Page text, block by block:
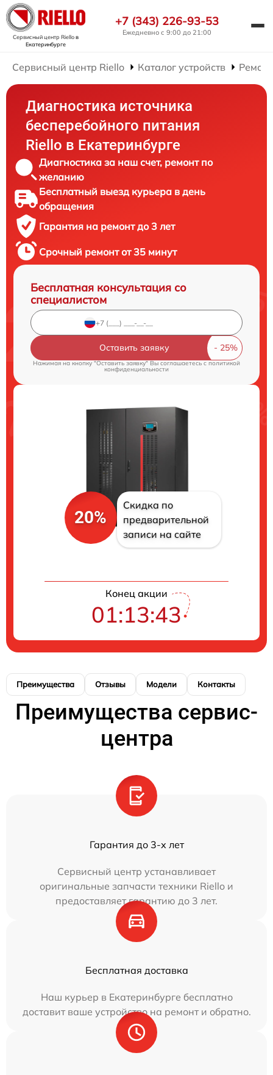
Сервисный центр Rielloв
Екатеринбурге
+7 (343) 226-93-53
Ежедневно с 9:00 до 21:00
Сервисный центр Riello Каталог устройств
Диагностика источника
бесперебойного питания
Riello в Екатеринбурге
Диагностика за наш счет, ремонт по
желанию
Бесплатный выезд курьера в день
обращения
Гарантия на ремонт до 3 лет
Срочный ремонт от 35 минут
Бесплатная консультация со
специалистом
Оставить заявку
Нажимая на кнопку "Оставить заявку" Вы соглашаетесь c политикой
конфиденциальности
20%
Скидка по
предварительной
записи на сайте
Конец акции
01:13:43
Преимущества Отзывы Модели Контакты
Преимущества сервис-
центра
Гарантия до 3-х лет
Сервисный центр устанавливает
оригинальные запчасти техники Riello и
предоставляет гарантию до 3 лет.
Бесплатная доставка
Наш курьер в Екатеринбурге бесплатно
доставит ваше устройство на ремонт и обратно.